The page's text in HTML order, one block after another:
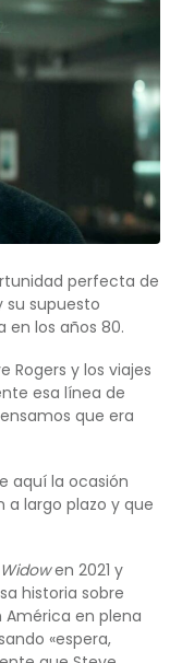
perfecta de
su supuesto
los años 80.
Rogers y los viajes
esa línea de
que era
aquí la ocasión
largo plazo y que
en 2021 y
historia sobre
en plena
«espera,